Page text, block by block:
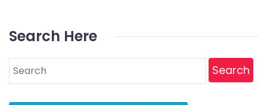
Search Here
Search
for: